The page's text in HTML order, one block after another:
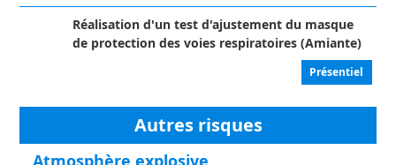
Réalisation d'un test d'ajustement du masque
de protection des voies respiratoires (Amiante)
Présentiel
Autres risques
Atmosphère explosive